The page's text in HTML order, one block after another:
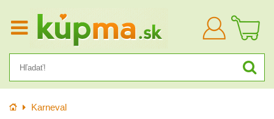
Prihlásiť
sa
Úvod Karneval